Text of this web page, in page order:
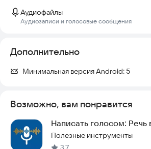
Интуитивно понятное управление
Кнопки быстрого копирования и отправки
Восстановление текста при повторном
Копирование в буфер обмена одним
Аудиофайлы
Аудиозаписи и голосовые сообщения
Дополнительно
Минимальная версия Android: 5
Возможно, вам понравится
Написать голосом: Речь
Полезные инструменты